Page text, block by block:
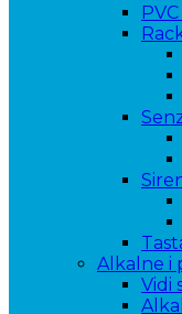
Alkalne i
Vidi